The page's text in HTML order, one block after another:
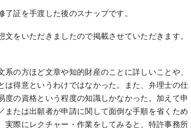
証を手渡した後のスナップです。
をいただきましたので掲載させていただきます。
の方ほど文章や知的財産のことに詳しいことや、
は得意というわけではなかった。また、弁理士の仕
度の資格という程度の知識しかなかった。加えて申
または出願者が申請に関して面倒な手順を省くため
実際にレクチャー・作業をしてみると、特許事務所